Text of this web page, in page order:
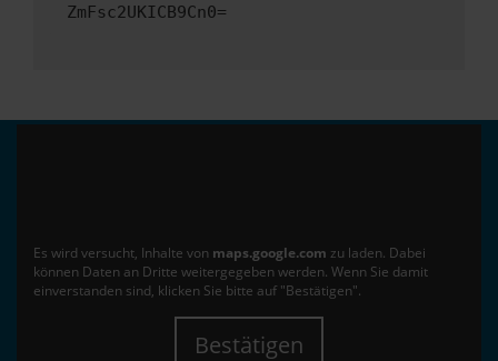
ZmFsc2UKICB9Cn0=
Es wird versucht, Inhalte von maps.google.com zu laden. Dabei
können Daten an Dritte weitergegeben werden. Wenn Sie damit
einverstanden sind, klicken Sie bitte auf "Bestätigen".
Bestätigen